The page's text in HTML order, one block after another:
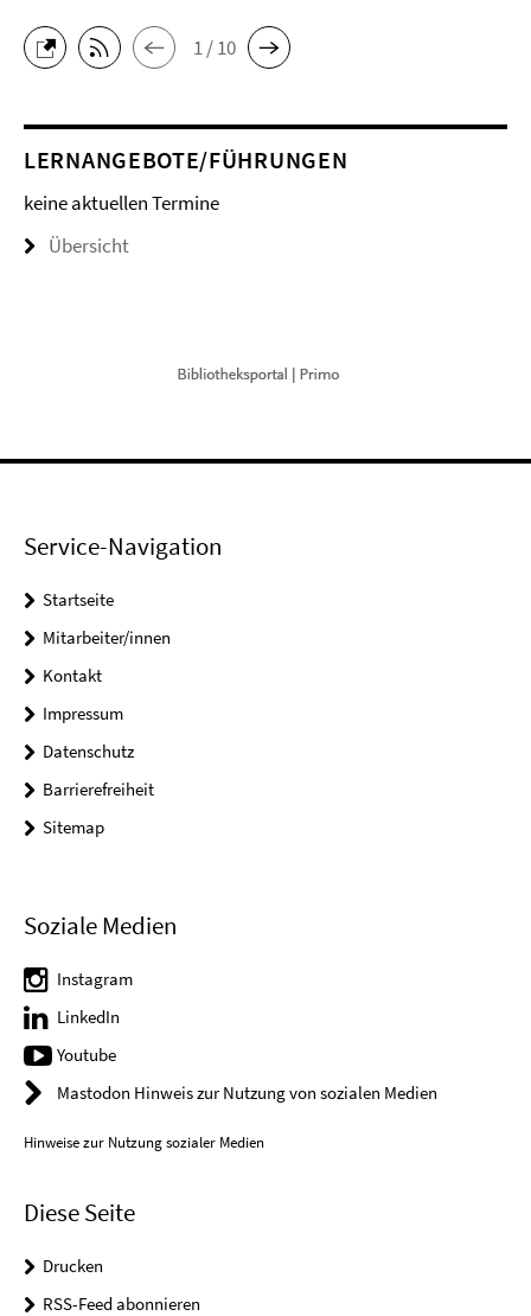
1 / 10
LERNANGEBOTE/FÜHRUNGEN
keine aktuellen Termine
Übersicht
Service-Navigation
Startseite
Mitarbeiter/innen
Kontakt
Impressum
Datenschutz
Barrierefreiheit
Sitemap
Soziale Medien
Instagram
LinkedIn
Youtube
Mastodon Hinweis zur Nutzung von sozialen Medien
Hinweise zur Nutzung sozialer Medien
Diese Seite
Drucken
RSS-Feed abonnieren